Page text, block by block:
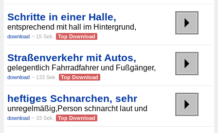
Schritte in einer Halle,
entsprechend mit hall im Hintergrund,
download ~ 15 Sek. Top Download
Straßenverkehr mit Autos,
gelegentlich Fahrradfahrer und Fußgänger,
download ~ 133 Sek. Top Download
heftiges Schnarchen, sehr
unregelmäßig,Person schnarcht laut und
download ~ 33 Sek. Top Download